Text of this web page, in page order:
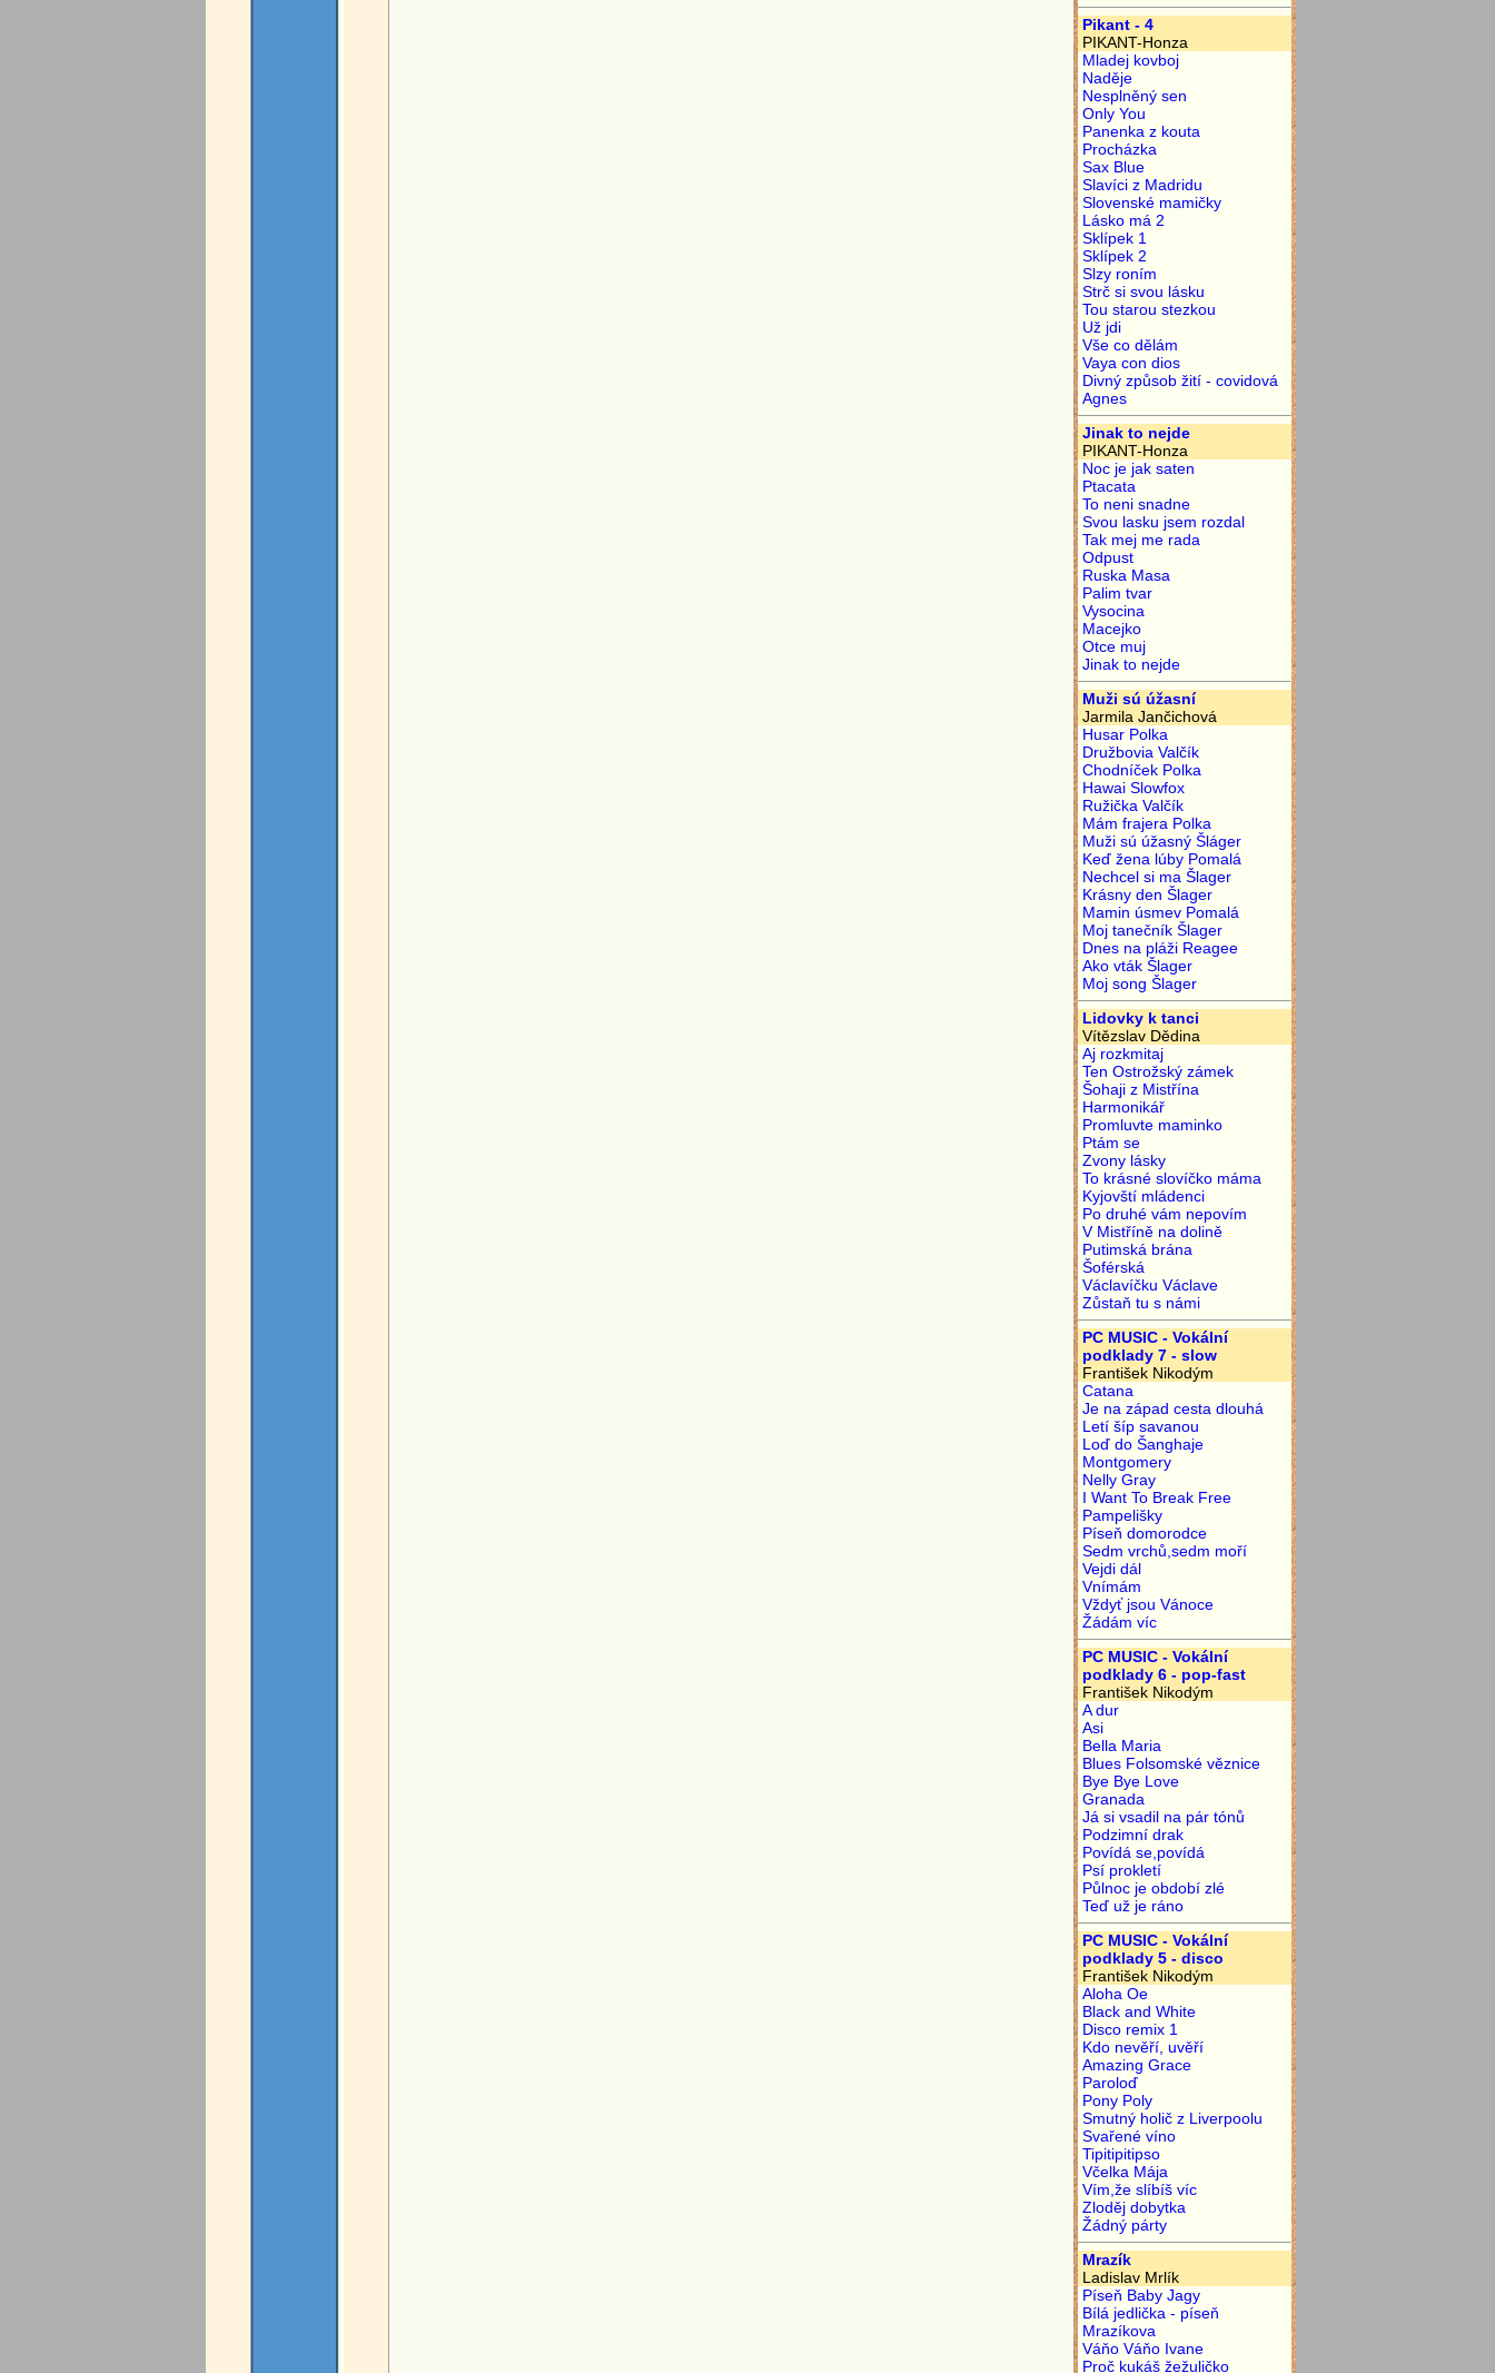
Pikant - 4
PIKANT-Honza
Mladej kovboj
Naděje
Nesplněný sen
Only You
Panenka z kouta
Procházka
Sax Blue
Slavíci z Madridu
Slovenské mamičky
Lásko má 2
Sklípek 1
Sklípek 2
Slzy roním
Strč si svou lásku
Tou starou stezkou
Už jdi
Vše co dělám
Vaya con dios
Divný způsob žití - covidová
Agnes
Jinak to nejde
PIKANT-Honza
Noc je jak saten
Ptacata
To neni snadne
Svou lasku jsem rozdal
Tak mej me rada
Odpust
Ruska Masa
Palim tvar
Vysocina
Macejko
Otce muj
Jinak to nejde
Muži sú úžasní
Jarmila Jančichová
Husar Polka
Družbovia Valčík
Chodníček Polka
Hawai Slowfox
Ružička Valčík
Mám frajera Polka
Muži sú úžasný Šláger
Keď žena lúby Pomalá
Nechcel si ma Šlager
Krásny den Šlager
Mamin úsmev Pomalá
Moj tanečník Šlager
Dnes na pláži Reagee
Ako vták Šlager
Moj song Šlager
Lidovky k tanci
Vítězslav Dědina
Aj rozkmitaj
Ten Ostrožský zámek
Šohaji z Mistřína
Harmonikář
Promluvte maminko
Ptám se
Zvony lásky
To krásné slovíčko máma
Kyjovští mládenci
Po druhé vám nepovím
V Mistříně na dolině
Putimská brána
Šoférská
Václavíčku Václave
Zůstaň tu s námi
PC MUSIC - Vokální
podklady 7 - slow
František Nikodým
Catana
Je na západ cesta dlouhá
Letí šíp savanou
Loď do Šanghaje
Montgomery
Nelly Gray
I Want To Break Free
Pampelišky
Píseň domorodce
Sedm vrchů,sedm moří
Vejdi dál
Vnímám
Vždyť jsou Vánoce
Žádám víc
PC MUSIC - Vokální
podklady 6 - pop-fast
František Nikodým
A dur
Asi
Bella Maria
Blues Folsomské věznice
Bye Bye Love
Granada
Já si vsadil na pár tónů
Podzimní drak
Povídá se,povídá
Psí prokletí
Půlnoc je období zlé
Teď už je ráno
PC MUSIC - Vokální
podklady 5 - disco
František Nikodým
Aloha Oe
Black and White
Disco remix 1
Kdo nevěří, uvěří
Amazing Grace
Paroloď
Pony Poly
Smutný holič z Liverpoolu
Svařené víno
Tipitipitipso
Včelka Mája
Vím,že slíbíš víc
Zloděj dobytka
Žádný párty
Mrazík
Ladislav Mrlík
Píseň Baby Jagy
Bílá jedlička - píseň
Mrazíkova
Váňo Váňo Ivane
Proč kukáš žežuličko